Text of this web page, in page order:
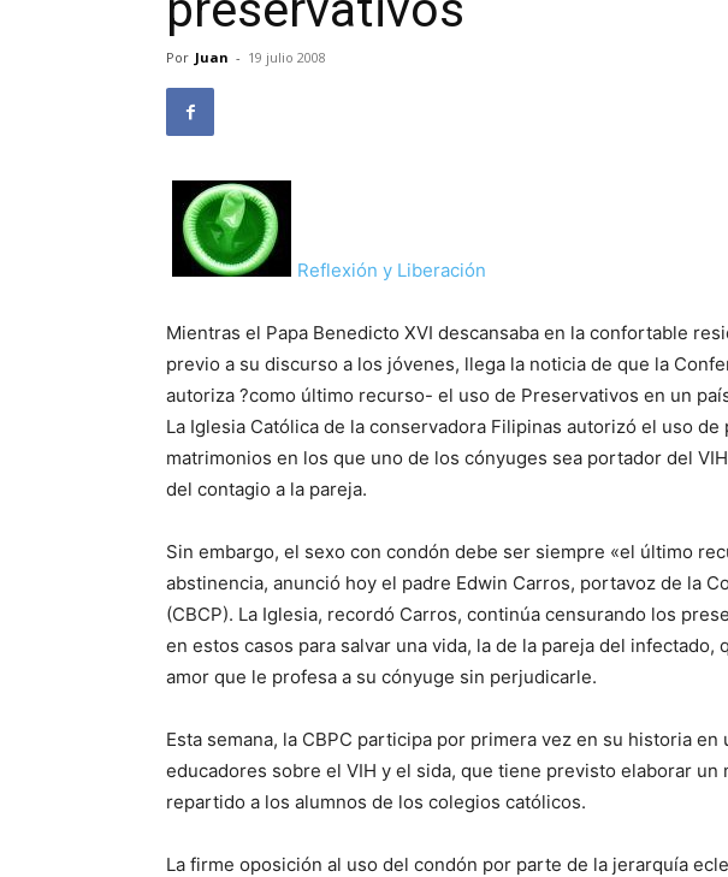
Por Juan - 19 julio 2008
Reflexión y Liberación
Mientras el Papa Benedicto XVI descansaba en la confortable
previo a su discurso a los jóvenes, llega la noticia de que la
autoriza ?como último recurso- el uso de Preservativos en un
La Iglesia Católica de la conservadora Filipinas autorizó el uso
matrimonios en los que uno de los cónyuges sea portador del
del contagio a la pareja.
Sin embargo, el sexo con condón debe ser siempre «el último
abstinencia, anunció hoy el padre Edwin Carros, portavoz de la
(CBCP). La Iglesia, recordó Carros, continúa censurando los
en estos casos para salvar una vida, la de la pareja del infectado,
amor que le profesa a su cónyuge sin perjudicarle.
Esta semana, la CBPC participa por primera vez en su historia
educadores sobre el VIH y el sida, que tiene previsto elaborar un
repartido a los alumnos de los colegios católicos.
La firme oposición al uso del condón por parte de la jerarquía